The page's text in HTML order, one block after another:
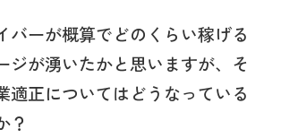
バーが概算でどのくらい稼げる
ジが湧いたかと思いますが、そ
適正についてはどうなっている
？